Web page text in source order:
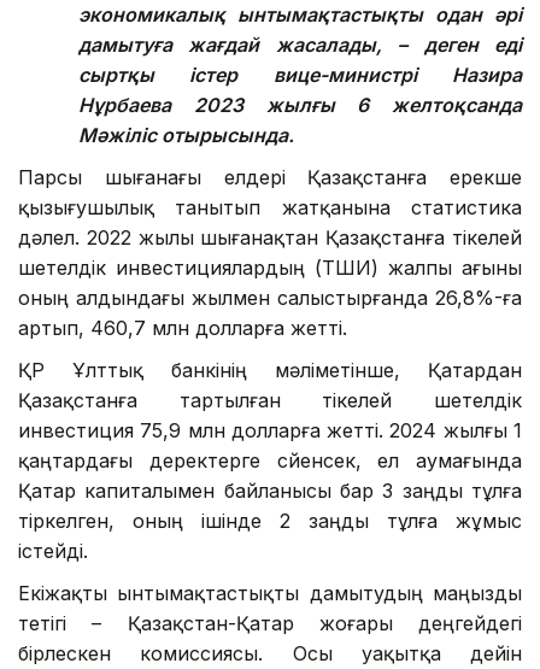
экономикалық ынтымақтастықты одан әрі
дамытуға жағдай жасалады, – деген еді
сыртқы істер вице-министрі Назира
Нұрбаева 2023 жылғы 6 желтоқсанда
Мәжіліс отырысында.
Парсы шығанағы елдері Қазақстанға ерекше
қызығушылық танытып жатқанына статистика
дәлел. 2022 жылы шығанақтан Қазақстанға тікелей
шетелдік инвестициялардың (ТШИ) жалпы ағыны
оның алдындағы жылмен салыстырғанда 26,8%-ға
артып, 460,7 млн ​​долларға жетті.
ҚР Ұлттық банкінің мәліметінше, Қатардан
Қазақстанға тартылған тікелей шетелдік
инвестиция 75,9 млн долларға жетті. 2024 жылғы 1
қаңтардағы деректерге сүйенсек, ел аумағында
Қатар капиталымен байланысы бар 3 заңды тұлға
тіркелген, оның ішінде 2 заңды тұлға жұмыс
істейді.
Екіжақты ынтымақтастықты дамытудың маңызды
тетігі – Қазақстан-Қатар жоғары деңгейдегі
бірлескен комиссиясы. Осы уақытқа дейін